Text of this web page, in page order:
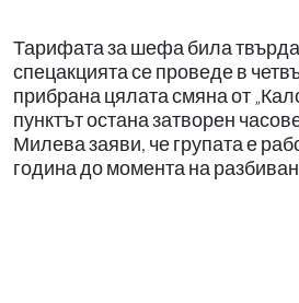
Тарифата за шефа била
спецакцията се проведе в
прибрана цялата смяна от
пунктът остана затворен
Милева заяви, че групата е
година до момента на